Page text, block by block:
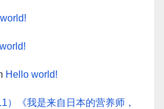
Hello world!
）《我是来自日本的营养师，